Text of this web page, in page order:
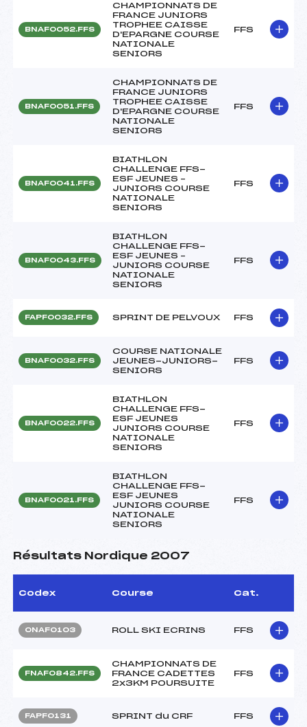
BNAF0052.FFS
CHAMPIONNATS DE
FRANCE JUNIORS
TROPHEE CAISSE
D'EPARGNE COURSE
NATIONALE
SENIORS
FFS
BNAF0051.FFS
CHAMPIONNATS DE
FRANCE JUNIORS
TROPHEE CAISSE
D'EPARGNE COURSE
NATIONALE
SENIORS
FFS
BNAF0041.FFS
BIATHLON
CHALLENGE FFS-
ESF JEUNES –
JUNIORS COURSE
NATIONALE
SENIORS
FFS
BNAF0043.FFS
BIATHLON
CHALLENGE FFS-
ESF JEUNES –
JUNIORS COURSE
NATIONALE
SENIORS
FFS
FAPF0032.FFS SPRINT DE PELVOUX FFS
BNAF0032.FFS
COURSE NATIONALE
JEUNES-JUNIORS-
SENIORS
FFS
BNAF0022.FFS
BIATHLON
CHALLENGE FFS-
ESF JEUNES
JUNIORS COURSE
NATIONALE
SENIORS
FFS
BNAF0021.FFS
BIATHLON
CHALLENGE FFS-
ESF JEUNES
JUNIORS COURSE
NATIONALE
SENIORS
FFS
Résultats Nordique 2007
Codex Course Cat.
ONAF0103 ROLL SKI ECRINS FFS
FNAF0842.FFS
CHAMPIONNATS DE
FRANCE CADETTES
2x3KM POURSUITE
FFS
FAPF0131 SPRINT du CRF FFS